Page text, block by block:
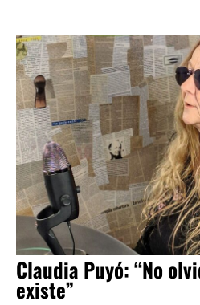
Claudia Puyó: “No
existe”